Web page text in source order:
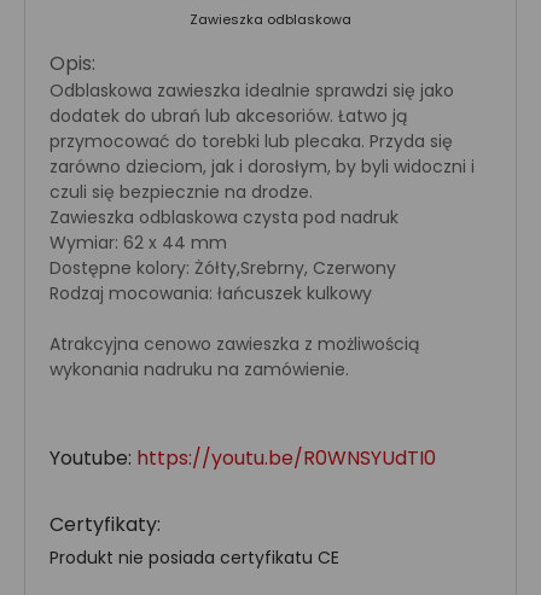
Zawieszka odblaskowa
Opis:
Odblaskowa zawieszka idealnie sprawdzi się jako
dodatek do ubrań lub akcesoriów. Łatwo ją
przymocować do torebki lub plecaka. Przyda się
zarówno dzieciom, jak i dorosłym, by byli widoczni i
czuli się bezpiecznie na drodze.
Zawieszka odblaskowa czysta pod nadruk
Wymiar: 62 x 44 mm
Dostępne kolory: Żółty,Srebrny, Czerwony
Rodzaj mocowania: łańcuszek kulkowy
Atrakcyjna cenowo zawieszka z możliwością
wykonania nadruku na zamówienie.
Youtube: https://youtu.be/R0WNSYUdTI0
Certyfikaty:
Produkt nie posiada certyfikatu CE